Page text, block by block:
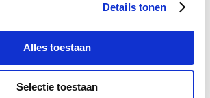
Details tonen
Alles toestaan
Selectie toestaan
star
rating
Puur Oestro 100 ml
Nog maar 1 beschikbaar